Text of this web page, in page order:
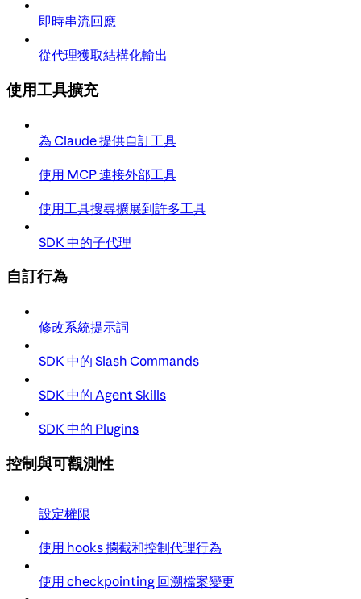
即時串流回應
從代理獲取結構化輸出
使用工具擴充
為 Claude 提供自訂工具
使用 MCP 連接外部工具
使用工具搜尋擴展到許多工具
SDK 中的子代理
自訂行為
修改系統提示詞
SDK 中的 Slash Commands
SDK 中的 Agent Skills
SDK 中的 Plugins
控制與可觀測性
設定權限
使用 hooks 攔截和控制代理行為
使用 checkpointing 回溯檔案變更